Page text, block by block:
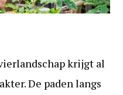
krijgt al
De paden langs